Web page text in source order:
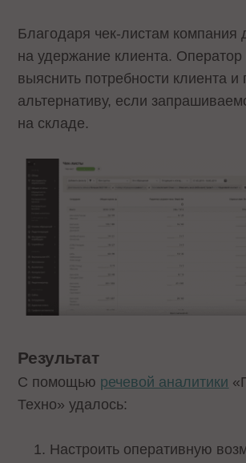
Благодаря чек-листам компания
на удержание клиента. Оператор
выяснить потребности клиента и
альтернативу, если
на складе.
Результат
С помощью речевой аналитики
Техно» удалось:
Настроить оперативную